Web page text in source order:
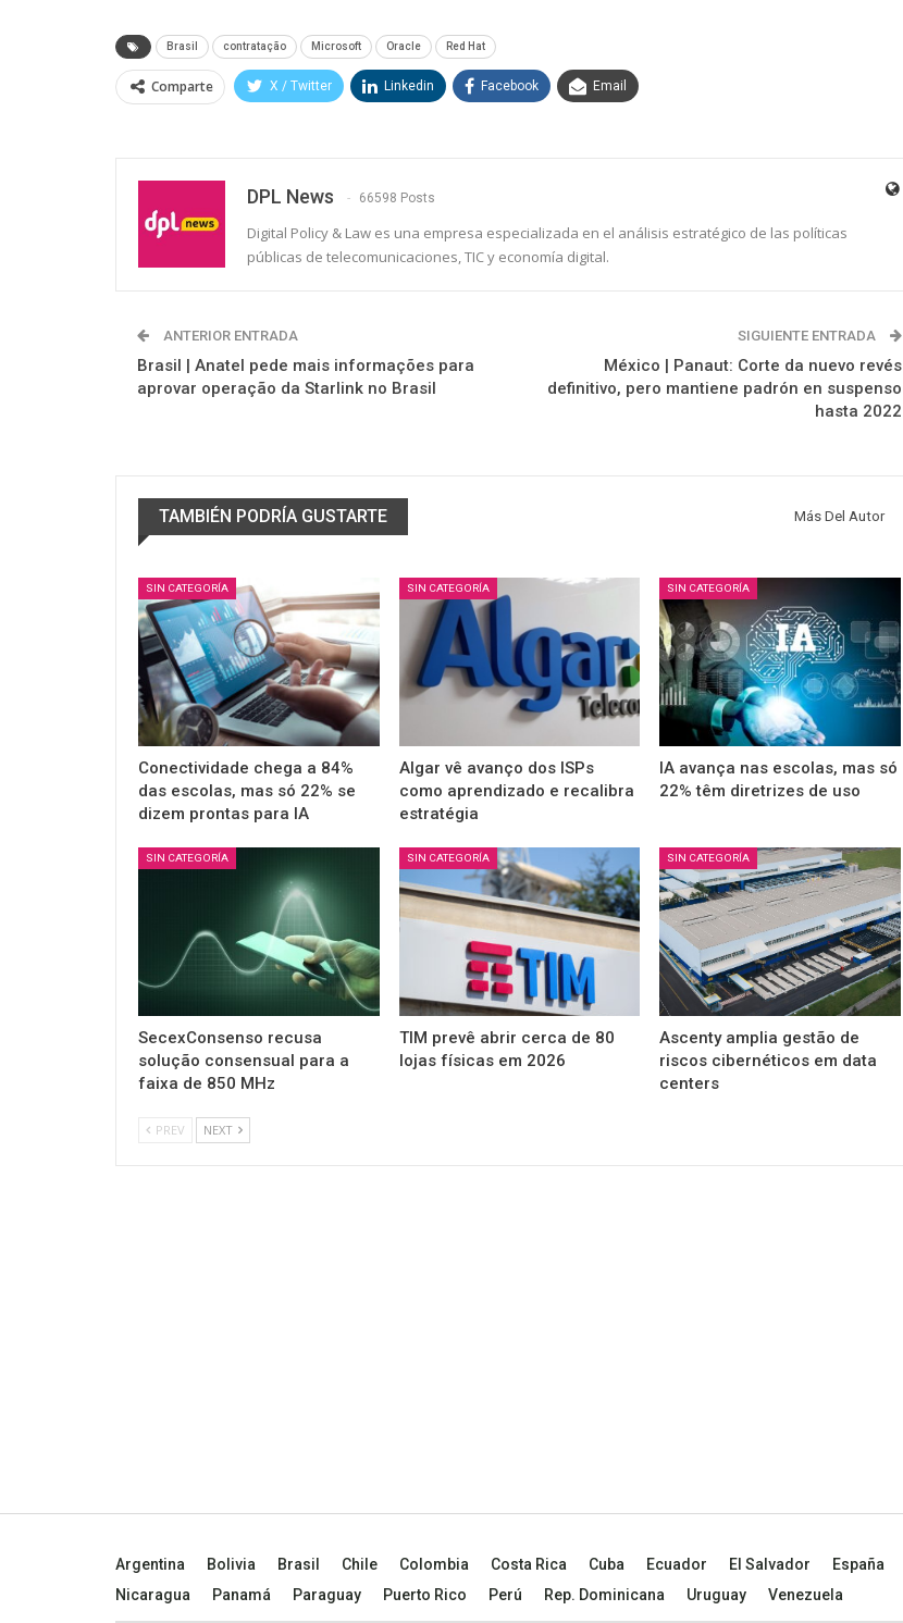
Brasil contratação Microsoft Oracle Red Hat
Comparte X / Twitter Linkedin Facebook Email
DPL News 66598 Posts
Digital Policy & Law es una empresa especializada en el análisis estratégico de las políticas
públicas de telecomunicaciones, TIC y economía digital.
ANTERIOR ENTRADA
Brasil | Anatel pede mais informações para
aprovar operação da Starlink no Brasil
SIGUIENTE ENTRADA
México | Panaut: Corte da nuevo revés
definitivo, pero mantiene padrón en suspenso
hasta 2022
TAMBIÉN PODRÍA GUSTARTE Más Del Autor
SIN CATEGORÍA
Conectividade chega a 84%
das escolas, mas só 22% se
dizem prontas para IA
SIN CATEGORÍA
Algar vê avanço dos ISPs
como aprendizado e recalibra
estratégia
SIN CATEGORÍA
IA avança nas escolas, mas só
22% têm diretrizes de uso
SIN CATEGORÍA
SecexConsenso recusa
solução consensual para a
faixa de 850 MHz
SIN CATEGORÍA
TIM prevê abrir cerca de 80
lojas físicas em 2026
SIN CATEGORÍA
Ascenty amplia gestão de
riscos cibernéticos em data
centers
PREV NEXT
Argentina Bolivia Brasil Chile Colombia Costa Rica Cuba Ecuador El Salvador España
Nicaragua
Panamá Paraguay Puerto Rico Perú Rep. Dominicana Uruguay Venezuela